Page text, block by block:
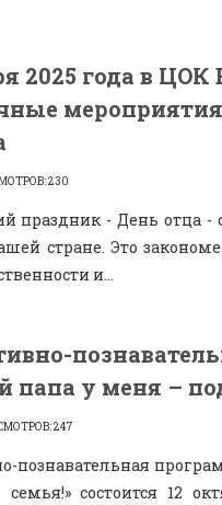
2025 года в
230
праздник - День отца
стране. Это
и...
папа у меня –
247
познавательная
состоится 12